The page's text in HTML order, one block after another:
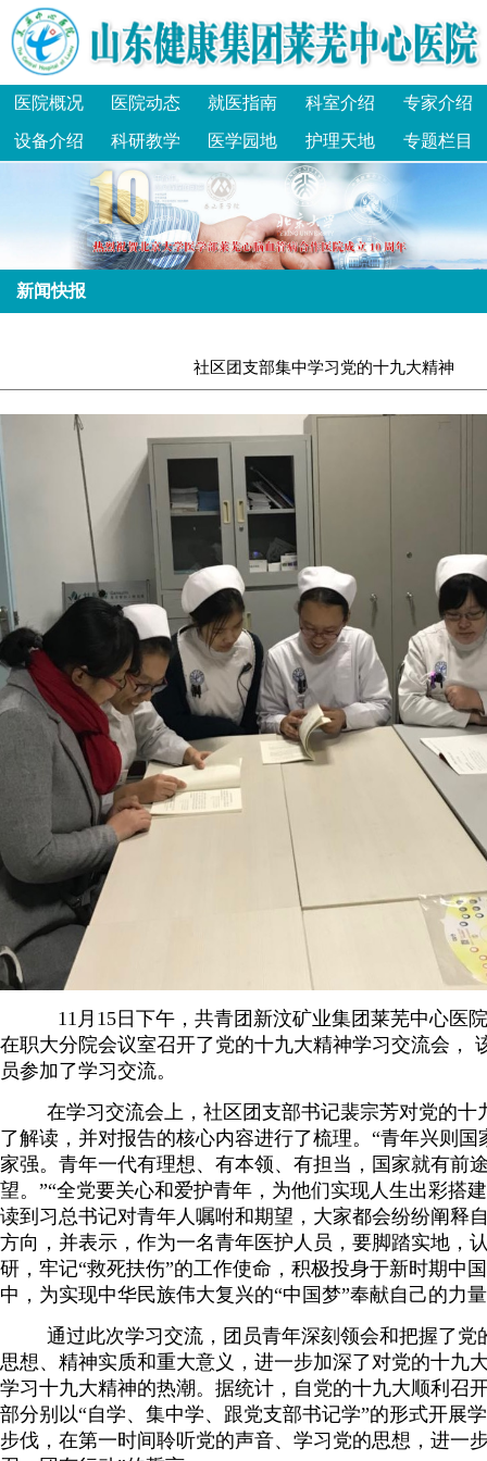
医院概况 医院动态 就医指南 科室介绍 专家介绍
设备介绍 科研教学 医学园地 护理天地 专题栏目
新闻快报
社区团支部集中学习党的十九大精神
11月15日下午，共青团新汶矿业集团莱芜中心医
在职大分院会议室召开了党的十九大精神学习交流会，
员参加了学习交流。
在学习交流会上，社区团支部书记裴宗芳对党的十
了解读，并对报告的核心内容进行了梳理。“青年兴则国
家强。青年一代有理想、有本领、有担当，国家就有前
望。”“全党要关心和爱护青年，为他们实现人生出彩
读到习总书记对青年人嘱咐和期望，大家都会纷纷阐释
方向，并表示，作为一名青年医护人员，要脚踏实地，
研，牢记“救死扶伤”的工作使命，积极投身于新时期中
中，为实现中华民族伟大复兴的“中国梦”奉献自己的力
通过此次学习交流，团员青年深刻领会和把握了党
思想、精神实质和重大意义，进一步加深了对党的十九
学习十九大精神的热潮。据统计，自党的十九大顺利召
部分别以“自学、集中学、跟党支部书记学”的形式开展
步伐，在第一时间聆听党的声音、学习党的思想，进一